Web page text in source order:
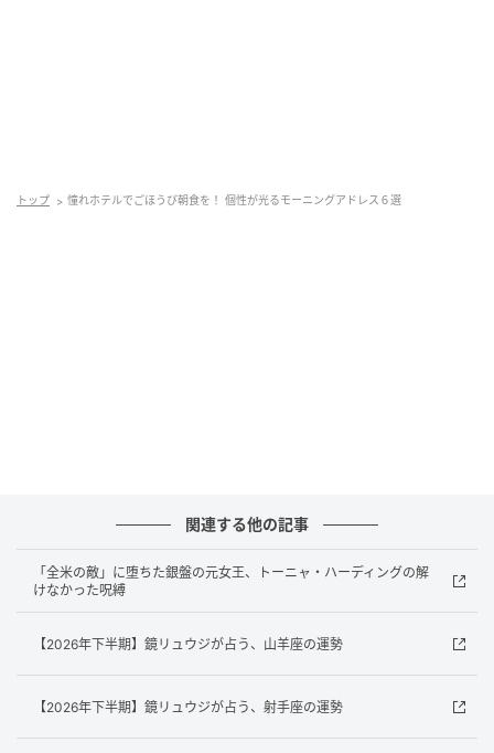
トップ 憧れホテルでごほうび朝食を！ 個性が光るモーニングアドレス６選
関連する他の記事
「全米の敵」に堕ちた銀盤の元女王、トーニャ・ハーディングの解
けなかった呪縛
【2026年下半期】鏡リュウジが占う、山羊座の運勢
【2026年下半期】鏡リュウジが占う、射手座の運勢